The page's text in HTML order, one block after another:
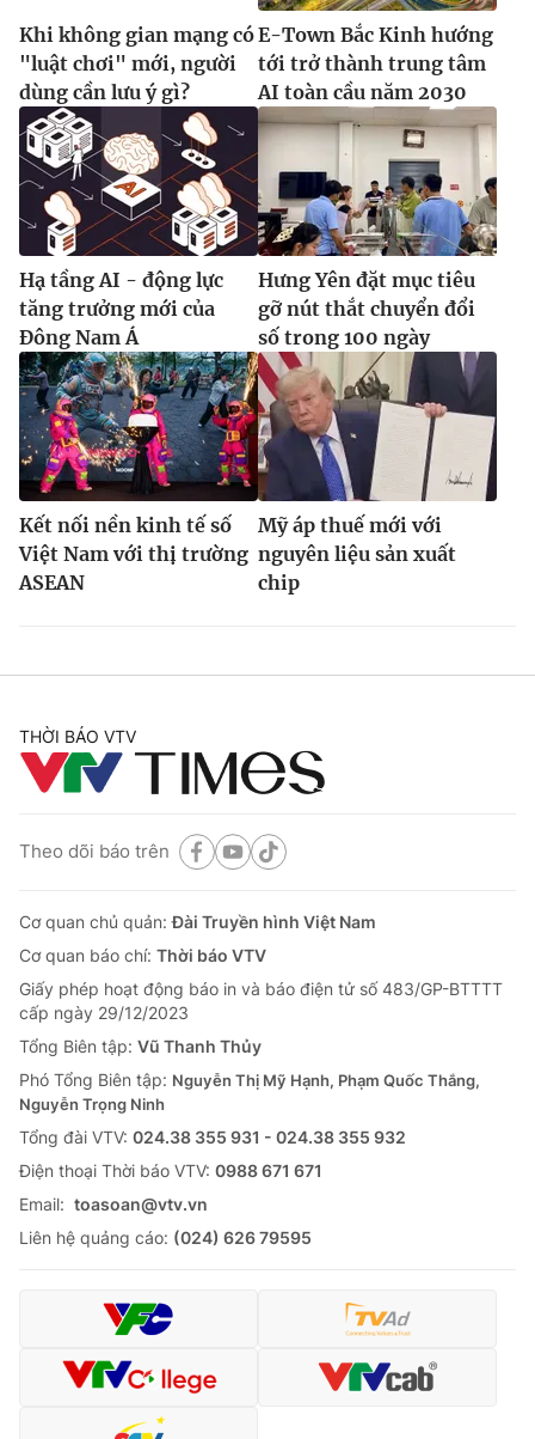
Khi không gian mạng có
"luật chơi" mới, người
dùng cần lưu ý gì?
E-Town Bắc Kinh hướng
tới trở thành trung tâm
AI toàn cầu năm 2030
Hạ tầng AI - động lực
tăng trưởng mới của
Đông Nam Á
Hưng Yên đặt mục tiêu
gỡ nút thắt chuyển đổi
số trong 100 ngày
Kết nối nền kinh tế số
Việt Nam với thị trường
ASEAN
Mỹ áp thuế mới với
nguyên liệu sản xuất
chip
THỜI BÁO VTV
Theo dõi báo trên
Cơ quan chủ quản:Đài Truyền hình Việt Nam
Cơ quan báo chí: Thời báo VTV
Giấy phép hoạt động báo in và báo điện tử số 483/GP-BTTTT
cấp ngày 29/12/2023
Tổng Biên tập: Vũ Thanh Thủy
Phó Tổng Biên tập: Nguyễn Thị Mỹ Hạnh, Phạm Quốc Thắng,
Nguyễn Trọng Ninh
Tổng đài VTV: 024.38 355 931 - 024.38 355 932
Ðiện thoại Thời báo VTV: 0988 671 671
Email: toasoan@vtv.vn
Liên hệ quảng cáo: (024) 626 79595